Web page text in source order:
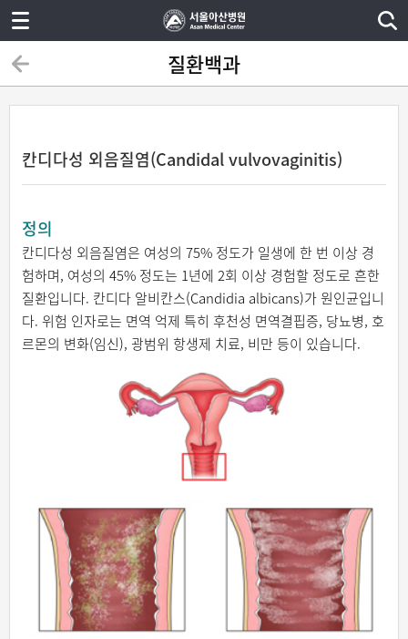
질환백과
칸디다성 외음질염(Candidal vulvovaginitis)
정의
칸디다성 외음질염은 여성의 75% 정도가 일생에 한 번 이상 경
험하며, 여성의 45% 정도는 1년에 2회 이상 경험할 정도로 흔한
질환입니다. 칸디다 알비칸스(Candidia albicans)가 원인균입니
다. 위험 인자로는 면역 억제 특히 후천성 면역결핍증, 당뇨병, 호
르몬의 변화(임신), 광범위 항생제 치료, 비만 등이 있습니다.